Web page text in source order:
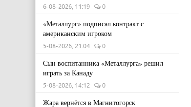
6-08-2026, 11:19 0
«Металлург» подписал контракт с
американским игроком
5-08-2026, 21:04 0
Сын воспитанника «Металлурга» решил
играть за Канаду
5-08-2026, 14:12 0
Жара вернётся в Магнитогорск